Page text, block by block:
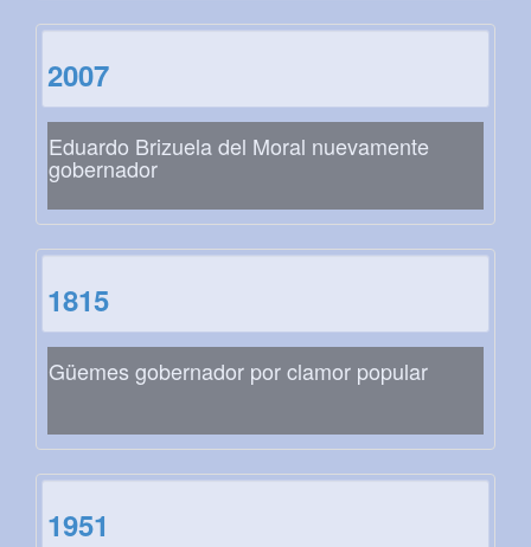
2007
Eduardo Brizuela del Moral nuevamente
gobernador
1815
Güemes gobernador por clamor popular
1951